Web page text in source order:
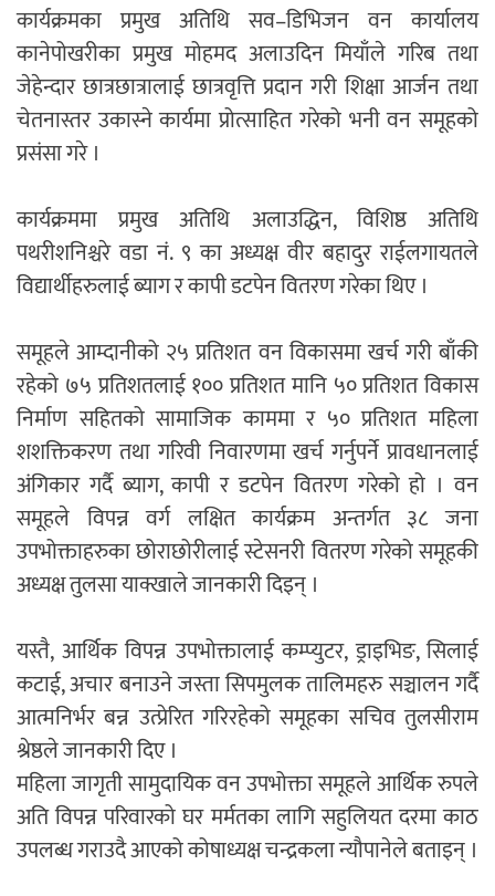
कार्यक्रमका प्रमुख अतिथि सव–डिभिजन वन कार्यालय
कानेपोखरीका प्रमुख मोहमद अलाउदिन मियाँले गरिब तथा
जेहेन्दार छात्रछात्रालाई छात्रवृत्ति प्रदान गरी शिक्षा आर्जन तथा
चेतनास्तर उकास्ने कार्यमा प्रोत्साहित गरेको भनी वन समूहको
प्रसंसा गरे ।
कार्यक्रममा प्रमुख अतिथि अलाउद्धिन, विशिष्ठ अतिथि
पथरीशनिश्चरे वडा नं. ९ का अध्यक्ष वीर बहादुर राईलगायतले
विद्यार्थीहरुलाई ब्याग र कापी डटपेन वितरण गरेका थिए ।
समूहले आम्दानीको २५ प्रतिशत वन विकासमा खर्च गरी बाँकी
रहेको ७५ प्रतिशतलाई १०० प्रतिशत मानि ५० प्रतिशत विकास
निर्माण सहितको सामाजिक काममा र ५० प्रतिशत महिला
शशक्तिकरण तथा गरिवी निवारणमा खर्च गर्नुपर्ने प्रावधानलाई
अंगिकार गर्दै ब्याग, कापी र डटपेन वितरण गरेको हो । वन
समूहले विपन्न वर्ग लक्षित कार्यक्रम अन्तर्गत ३८ जना
उपभोक्ताहरुका छोराछोरीलाई स्टेसनरी वितरण गरेको समूहकी
अध्यक्ष तुलसा याक्खाले जानकारी दिइन् ।
यस्तै, आर्थिक विपन्न उपभोक्तालाई कम्प्युटर, ड्राइभिङ, सिलाई
कटाई, अचार बनाउने जस्ता सिपमुलक तालिमहरु सञ्चालन गर्दै
आत्मनिर्भर बन्न उत्प्रेरित गरिरहेको समूहका सचिव तुलसीराम
श्रेष्ठले जानकारी दिए ।
महिला जागृती सामुदायिक वन उपभोक्ता समूहले आर्थिक रुपले
अति विपन्न परिवारको घर मर्मतका लागि सहुलियत दरमा काठ
उपलब्ध गराउदै आएको कोषाध्यक्ष चन्द्रकला न्यौपानेले बताइन् ।